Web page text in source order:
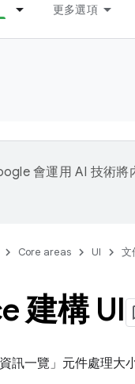
更多選項
會運用 AI 技術將
Core areas UI 文
建構 UI
訊一覽」元件處理大